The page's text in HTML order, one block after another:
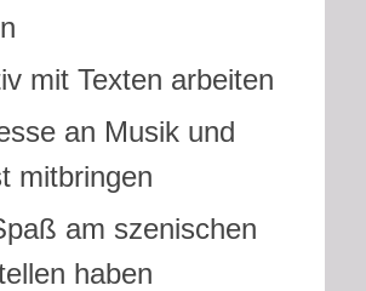
mit Texten arbeiten
an Musik und
mitbringen
am szenischen
haben